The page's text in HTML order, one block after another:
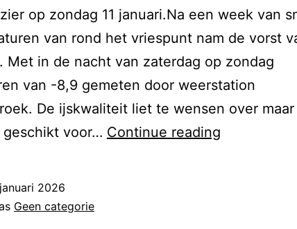
op zondag 11 januari.Na een week van
van rond het vriespunt nam de vorst
Met in de nacht van zaterdag op zondag
van -8,9 gemeten door weerstation
De ijskwaliteit liet te wensen over maar
voor… Continue reading
2026
Geen categorie